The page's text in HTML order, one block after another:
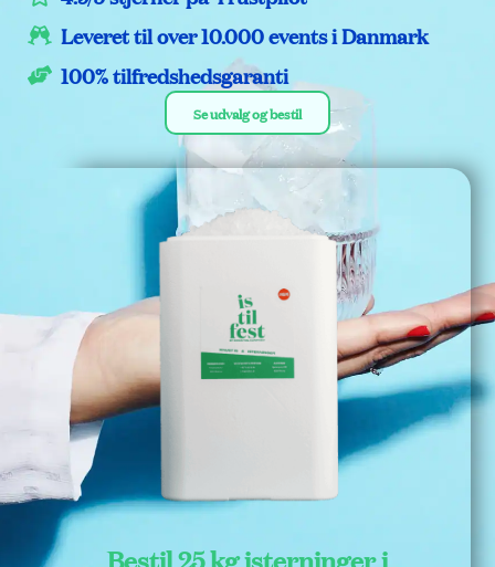
Leveret til over 10.000 events i Danmark
100% tilfredshedsgaranti
Se udvalg og bestil
Bestil 25 kg isterninger i